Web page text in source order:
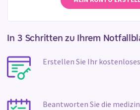
In 3 Schritten zu Ihrem
Erstellen Sie Ihr
Beantworten Sie die